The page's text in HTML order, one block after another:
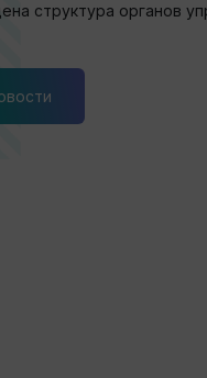
структура органов